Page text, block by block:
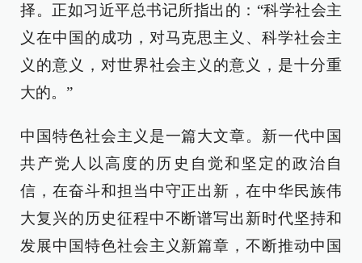
择。正如习近平总书记所指出的：“科学社会主
义在中国的成功，对马克思主义、科学社会主
义的意义，对世界社会主义的意义，是十分重
大的。”
中国特色社会主义是一篇大文章。新一代中国
共产党人以高度的历史自觉和坚定的政治自
信，在奋斗和担当中守正出新，在中华民族伟
大复兴的历史征程中不断谱写出新时代坚持和
发展中国特色社会主义新篇章，不断推动中国